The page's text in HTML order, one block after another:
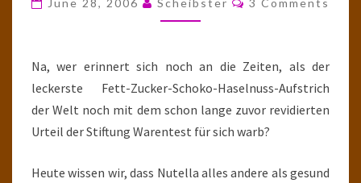
(1/81)
June 28, 2006 Scheibster 3 Comments
Na, wer erinnert sich noch an die Zeiten, als der
leckerste Fett-Zucker-Schoko-Haselnuss-Aufstrich
der Welt noch mit dem schon lange zuvor revidierten
Urteil der Stiftung Warentest für sich warb?
Heute wissen wir, dass Nutella alles andere als gesund